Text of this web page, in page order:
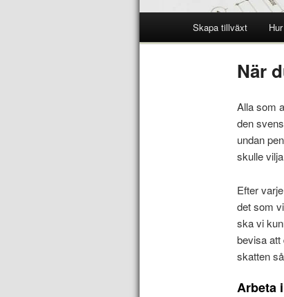
Skapa tillväxt
När
Alla som
den
undan
skulle
Efter
det som
ska vi
bevisa att
skatten
Arbeta